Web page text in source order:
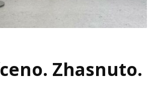
Zhasnuto.